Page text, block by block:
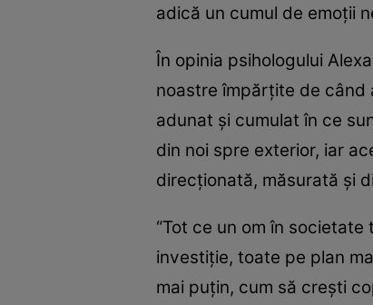
adică un cumul de emoţii
În opinia psihologului
noastre împărţite de când
adunat şi cumulat în ce
din noi spre exterior, iar
direcţionată, măsurată şi
“Tot ce un om în
investiţie, toate pe plan
mai puţin, cum să creşti